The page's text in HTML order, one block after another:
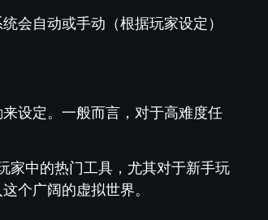
会自动或手动（根据玩家设定）
设定。一般而言，对于高难度任
家中的热门工具，尤其对于新手玩
个广阔的虚拟世界。